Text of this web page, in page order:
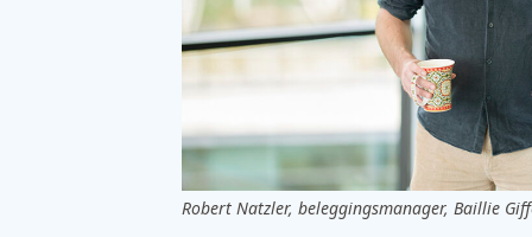
Robert Natzler, beleggingsmanager, Baillie